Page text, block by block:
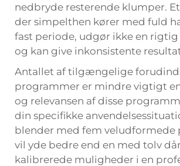
nedbryde resterende klumper.
der simpelthen kører med fuld
fast periode, udgør ikke en
og kan give inkonsistente
Antallet af tilgængelige
programmer er mindre vigtigt
og relevansen af disse
din specifikke
blender med fem veludformede
vil yde bedre end en med tolv
kalibrerede muligheder i en